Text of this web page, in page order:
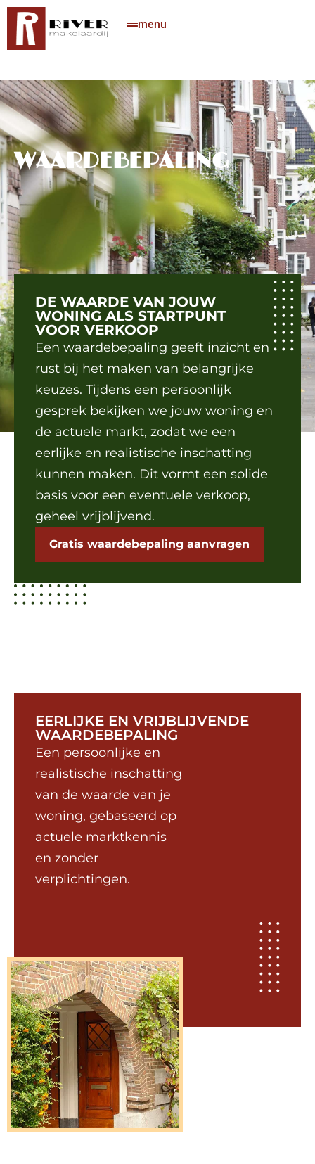
menu
WAARDEBEPALING
DE WAARDE VAN JOUW
WONING ALS STARTPUNT
VOOR VERKOOP
Een waardebepaling geeft inzicht en
rust bij het maken van belangrijke
keuzes. Tijdens een persoonlijk
gesprek bekijken we jouw woning en
de actuele markt, zodat we een
eerlijke en realistische inschatting
kunnen maken. Dit vormt een solide
basis voor een eventuele verkoop,
geheel vrijblijvend.
Gratis waardebepaling aanvragen
EERLIJKE EN VRIJBLIJVENDE
WAARDEBEPALING
Een persoonlijke en
realistische inschatting
van de waarde van je
woning, gebaseerd op
actuele marktkennis
en zonder
verplichtingen.